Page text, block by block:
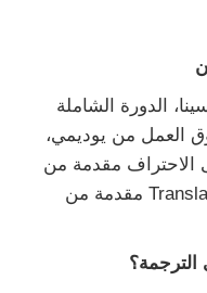
الدورة الشاملة
العمل من يوديمي،
الاحتراف مقدمة من
Edumefree، دورة Translation in Practice مقدمة من